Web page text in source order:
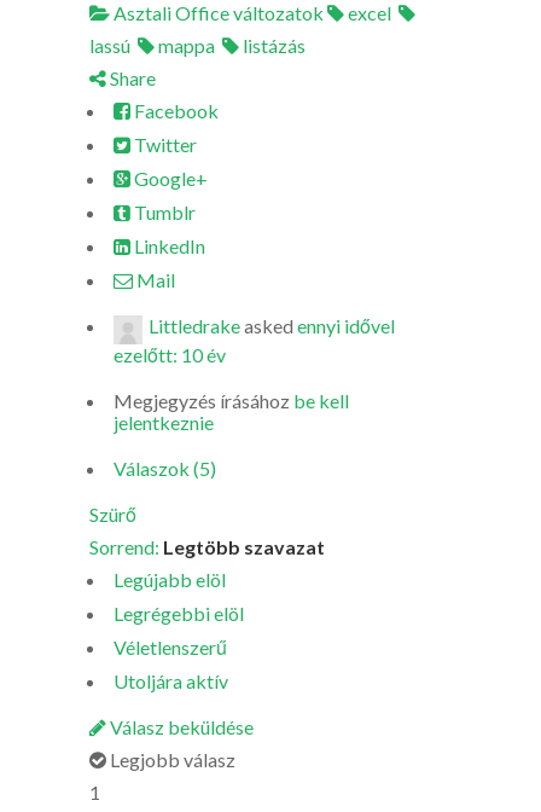
Asztali Office változatok
excel
lassú
mappa
listázás
Share
Facebook
Twitter
Google+
Tumblr
LinkedIn
Mail
Littledrakeasked ennyi idővel
ezelőtt: 10 év
Megjegyzés írásához be kell
jelentkeznie
Válaszok (5)
Szürő
Sorrend: Legtöbb szavazat
Legújabb elöl
Legrégebbi elöl
Véletlenszerű
Utoljára aktív
Válasz beküldése
Legjobb válasz
1